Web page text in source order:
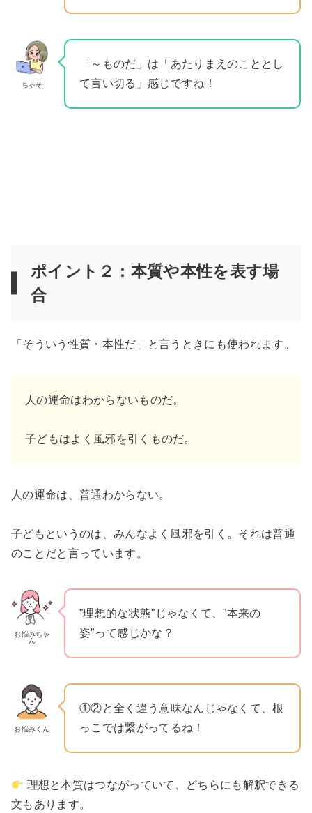
ちゃそ
「～ものだ」は「あたりまえのこととし
て言い切る」感じですね！
ポイント２：本質や本性を表す場
合
「そういう性質・本性だ」と言うときにも使われます。
人の運命はわからないものだ。
子どもはよく風邪を引くものだ。
人の運命は、普通わからない。
子どもというのは、みんなよく風邪を引く。それは普通
のことだと言っています。
お悩みちゃ
ん
”理想的な状態”じゃなくて、”本来の
姿”って感じかな？
お悩みくん
①②と全く違う意味なんじゃなくて、根
っこでは繋がってるね！
理想と本質はつながっていて、どちらにも解釈できる
文もあります。